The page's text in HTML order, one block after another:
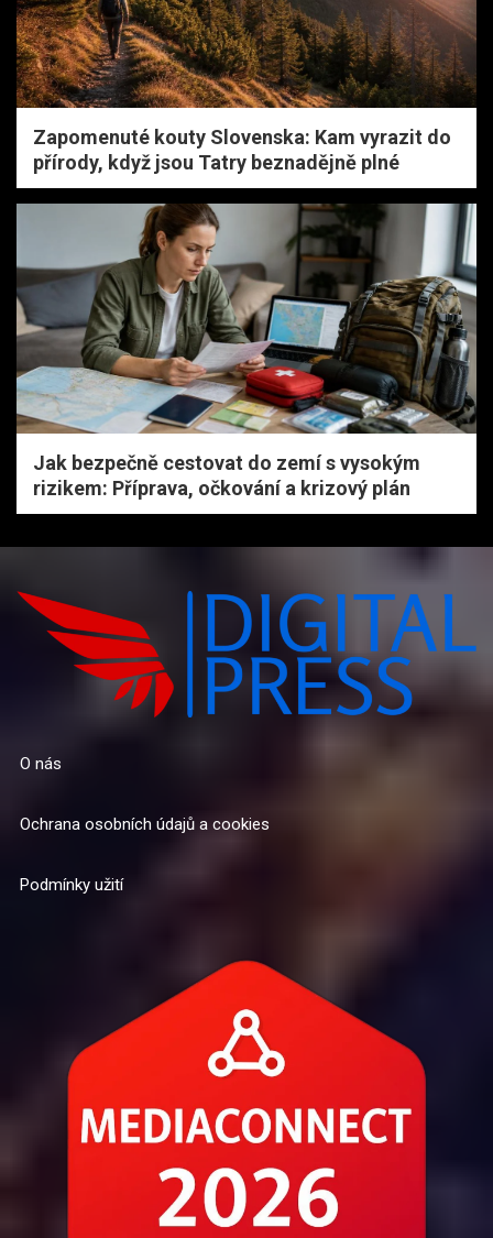
Zapomenuté kouty Slovenska: Kam vyrazit do
přírody, když jsou Tatry beznadějně plné
Jak bezpečně cestovat do zemí s vysokým
rizikem: Příprava, očkování a krizový plán
O nás
Ochrana osobních údajů a cookies
Podmínky užití